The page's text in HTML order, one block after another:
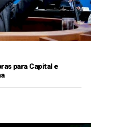
para Capital e